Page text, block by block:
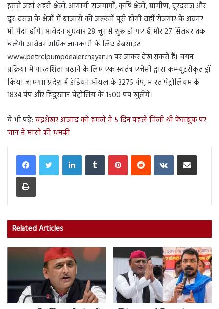
इससे जहां शहरी क्षेत्रों, आगामी राजमार्गों, कृषि क्षेत्रों, ग्रामीण, दूरदराज और
दूर-दराज के क्षेत्रों में बाजारों की जरूरतों पूरी होंगी वहीं रोजगार के अवसर
भी पैदा होंगे। आवेदन बुधवार 28 जून से शुरू हो गए हैं और 27 सितंबर तक
चलेंगे। आवेदन अधिक जानकारी के लिए वेबसाइट
www.petrolpumpdealerchayan.in पर जाकर देख सकते हैं। चयन
प्रक्रिया में पारदर्शिता बढ़ाने के लिए एक स्वतंत्र एजेंसी द्वारा कम्प्यूटरीकृत ड्रॉ
किया जाएगा। प्रदेश में इंडियन ऑयल के 3275 पंप, भारत पेट्रोलियम के
1834 पंप और हिंदुस्तान पेट्रोलिय के 1500 पंप खुलेंगे।
ये भी पढ़े: चंद्रशेखर आजाद को हमले से 5 दिन पहले मिली थी फेसबुक पर
जान से मारने की धमकी
LinkedInTumblr PinterestReddit VKontakteShare via Email
Print
Related Articles